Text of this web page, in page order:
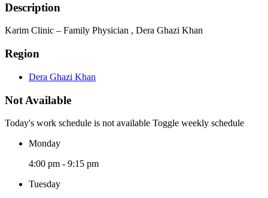
Description
Karim Clinic – Family Physician , Dera Ghazi Khan
Region
Dera Ghazi Khan
Not Available
Today's work schedule is not available Toggle weekly schedule
Monday
4:00 pm - 9:15 pm
Tuesday